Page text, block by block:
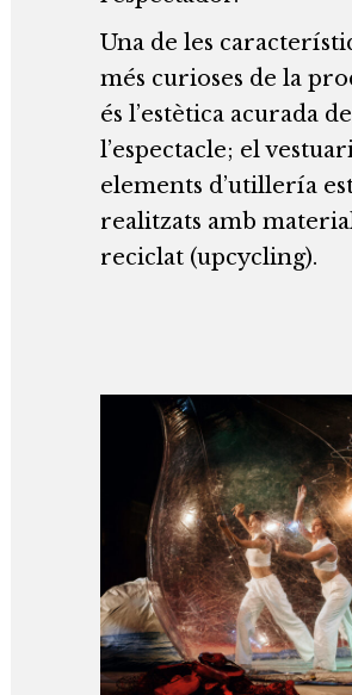
Una de les
més curioses de la
és l’estètica acurada de
l’espectacle; el
elements d’utillería
realitzats amb
reciclat (upcycling).